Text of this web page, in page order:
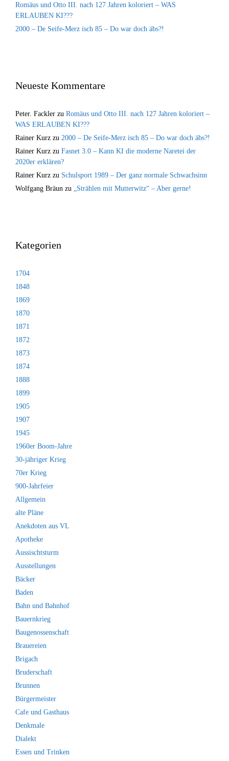
Romäus und Otto III. nach 127 Jahren koloriert – WAS
ERLAUBEN KI???
2000 – De Seife-Merz isch 85 – Do war doch äbs?!
Neueste Kommentare
Peter. Fackler zu Romäus und Otto III. nach 127 Jahren koloriert –
WAS ERLAUBEN KI???
Rainer Kurz zu 2000 – De Seife-Merz isch 85 – Do war doch äbs?!
Rainer Kurz zu Fasnet 3.0 – Kann KI die moderne Naretei der
2020er erklären?
Rainer Kurz zu Schulsport 1989 – Der ganz normale Schwachsinn
Wolfgang Bräun zu „Strählen mit Mutterwitz“ – Aber gerne!
Kategorien
1704
1848
1869
1870
1871
1872
1873
1874
1888
1899
1905
1907
1945
1960er Boom-Jahre
30-jähriger Krieg
70er Krieg
900-Jahrfeier
Allgemein
alte Pläne
Anekdoten aus VL
Apotheke
Aussischtsturm
Ausstellungen
Bäcker
Baden
Bahn und Bahnhof
Bauernkrieg
Baugenossenschaft
Brauereien
Brigach
Bruderschaft
Brunnen
Bürgermeister
Cafe und Gasthaus
Denkmale
Dialekt
Essen und Trinken